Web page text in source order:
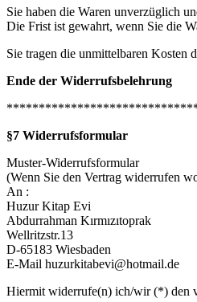
Sie haben die Waren unverzüglich
Die Frist ist gewahrt, wenn Sie die
Sie tragen die unmittelbaren Kosten
Ende der Widerrufsbelehrung
§7 Widerrufsformular
Muster-Widerrufsformular
(Wenn Sie den Vertrag widerrufen
An :
Huzur Kitap Evi
Abdurrahman Kırmızıtoprak
Wellritzstr.13
D-65183 Wiesbaden
E-Mail huzurkitabevi@hotmail.de
Hiermit widerrufe(n) ich/wir (*) den